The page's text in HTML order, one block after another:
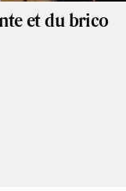
et du brico